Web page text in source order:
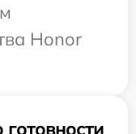
Honor